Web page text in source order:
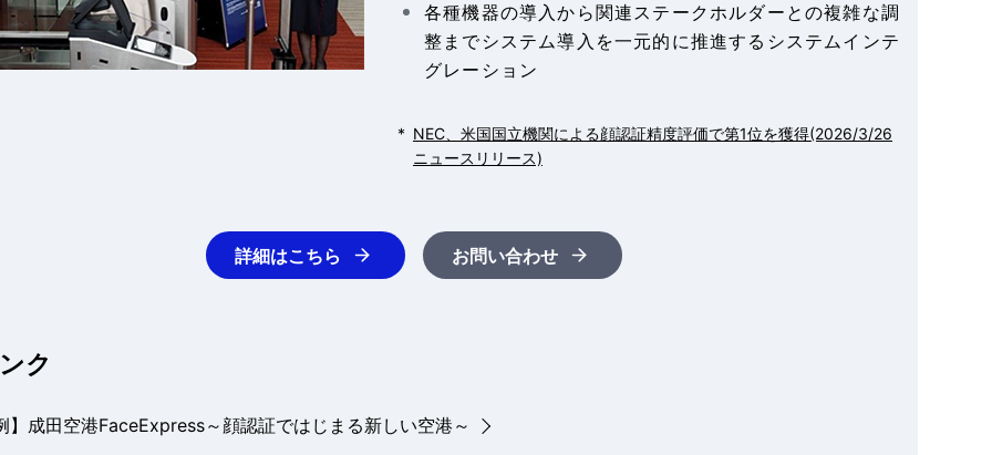
各種機器の導入から関連ステークホルダーとの複雑な調
整までシステム導入を一元的に推進するシステムインテ
グレーション
* NEC、米国国立機関による顔認証精度評価で第1位を獲得(2026/3/26
ニュースリリース)
詳細はこちら お問い合わせ
ク
】成田空港FaceExpress～顔認証ではじまる新しい空港～